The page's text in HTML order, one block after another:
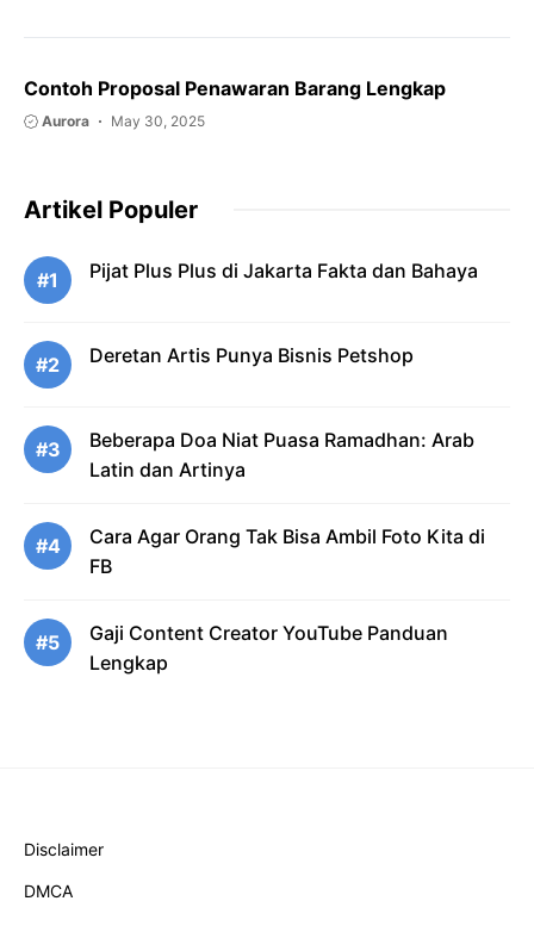
Contoh Proposal Penawaran Barang Lengkap
Aurora May 30, 2025
Artikel Populer
#1 Pijat Plus Plus di Jakarta Fakta dan Bahaya
#2 Deretan Artis Punya Bisnis Petshop
#3
Beberapa Doa Niat Puasa Ramadhan: Arab
Latin dan Artinya
#4
Cara Agar Orang Tak Bisa Ambil Foto Kita di
FB
#5
Gaji Content Creator YouTube Panduan
Lengkap
Disclaimer
DMCA